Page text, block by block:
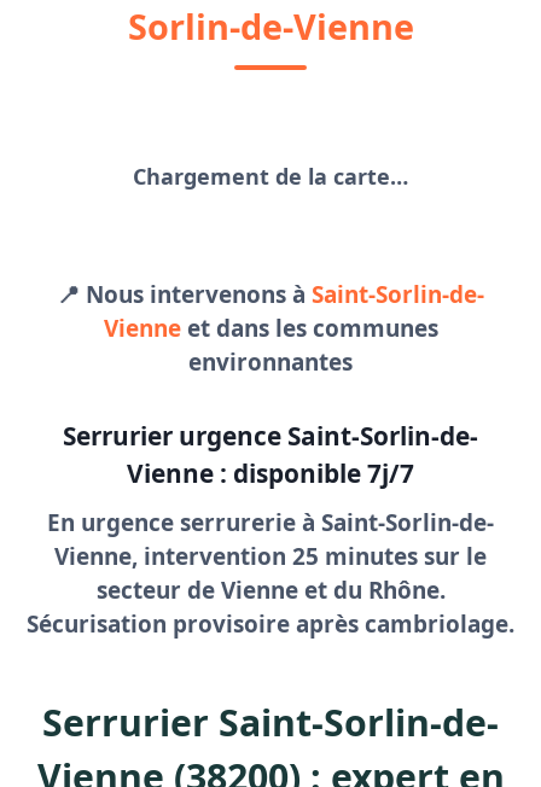
Sorlin-de-Vienne
Chargement de la carte…
📍 Nous intervenons à Saint-Sorlin-de-
Vienneet dans les communes
environnantes
Serrurier urgence Saint-Sorlin-de-
Vienne : disponible 7j/7
En urgence serrurerie à Saint-Sorlin-de-
Vienne, intervention 25 minutes sur le
secteur de Vienne et du Rhône.
Sécurisation provisoire après cambriolage.
Serrurier Saint-Sorlin-de-
Vienne (38200) : expert en